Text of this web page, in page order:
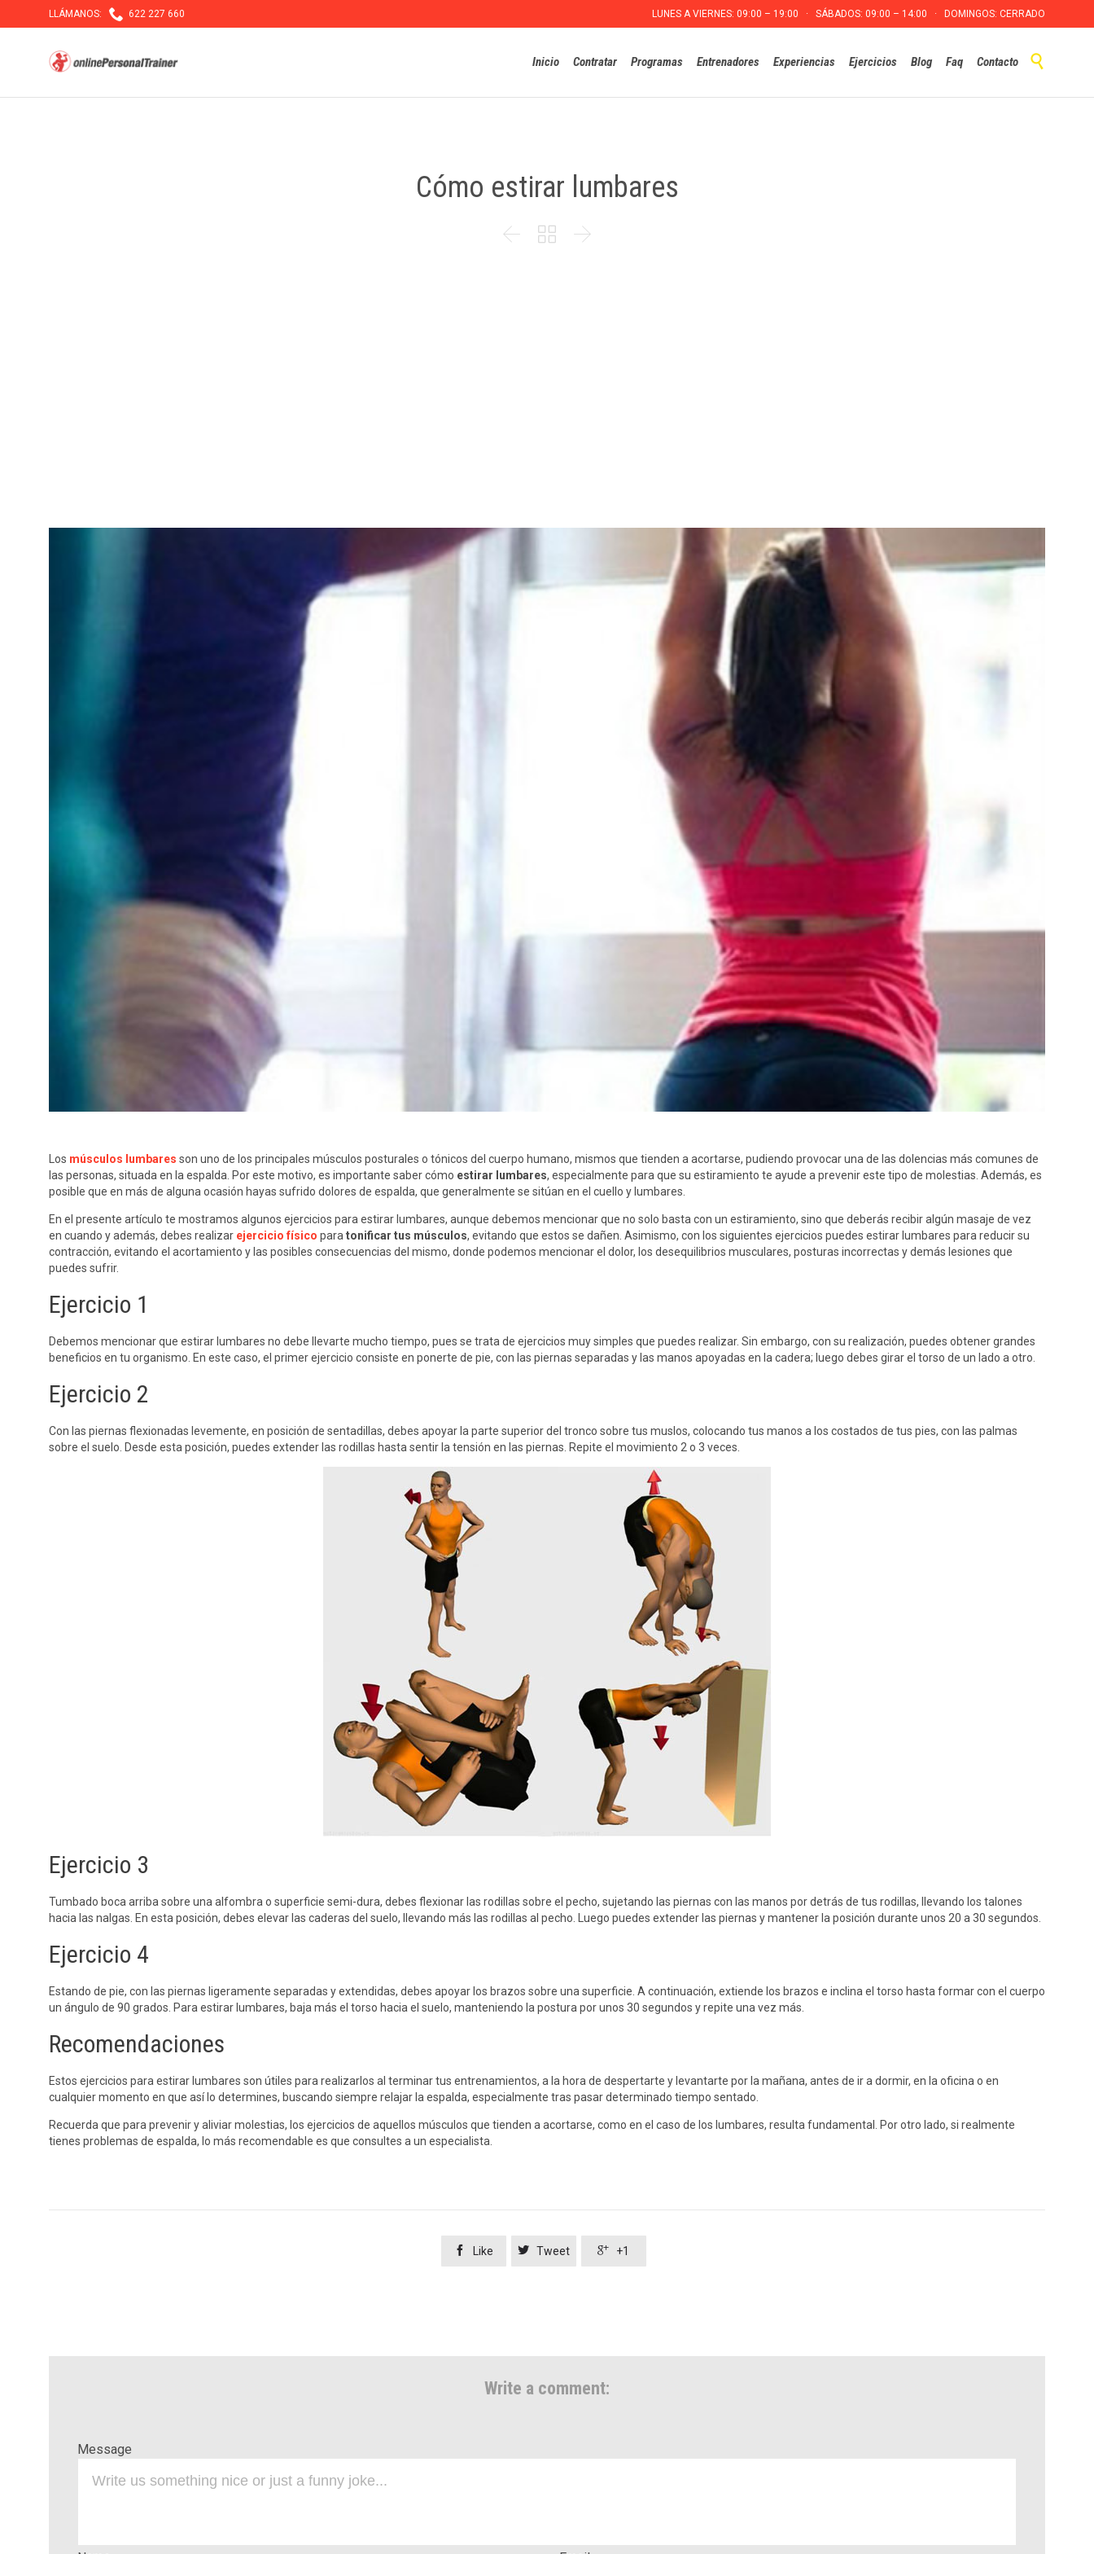
LLÁMANOS:  622 227 660 LUNES A VIERNES: 09:00 – 19:00 · SÁBADOS: 09:00 – 14:00 · DOMINGOS: CERRADO
to
Inicio Contratar Programas Entrenadores Experiencias Ejercicios Blog Faq Contacto 
Cómo estirar lumbares
  
Los músculos lumbares son uno de los principales músculos posturales o tónicos del cuerpo humano, mismos que tienden a acortarse, pudiendo provocar una de las dolencias más comunes de
las personas, situada en la espalda. Por este motivo, es importante saber cómo estirar lumbares, especialmente para que su estiramiento te ayude a prevenir este tipo de molestias. Además, es
posible que en más de alguna ocasión hayas sufrido dolores de espalda, que generalmente se sitúan en el cuello y lumbares.
En el presente artículo te mostramos algunos ejercicios para estirar lumbares, aunque debemos mencionar que no solo basta con un estiramiento, sino que deberás recibir algún masaje de vez
en cuando y además, debes realizar ejercicio físico para tonificar tus músculos, evitando que estos se dañen. Asimismo, con los siguientes ejercicios puedes estirar lumbares para reducir su
contracción, evitando el acortamiento y las posibles consecuencias del mismo, donde podemos mencionar el dolor, los desequilibrios musculares, posturas incorrectas y demás lesiones que
puedes sufrir.
Ejercicio 1
Debemos mencionar que estirar lumbares no debe llevarte mucho tiempo, pues se trata de ejercicios muy simples que puedes realizar. Sin embargo, con su realización, puedes obtener grandes
beneficios en tu organismo. En este caso, el primer ejercicio consiste en ponerte de pie, con las piernas separadas y las manos apoyadas en la cadera; luego debes girar el torso de un lado a otro.
Ejercicio 2
Con las piernas flexionadas levemente, en posición de sentadillas, debes apoyar la parte superior del tronco sobre tus muslos, colocando tus manos a los costados de tus pies, con las palmas
sobre el suelo. Desde esta posición, puedes extender las rodillas hasta sentir la tensión en las piernas. Repite el movimiento 2 o 3 veces.
Ejercicio 3
Tumbado boca arriba sobre una alfombra o superficie semi-dura, debes flexionar las rodillas sobre el pecho, sujetando las piernas con las manos por detrás de tus rodillas, llevando los talones
hacia las nalgas. En esta posición, debes elevar las caderas del suelo, llevando más las rodillas al pecho. Luego puedes extender las piernas y mantener la posición durante unos 20 a 30 segundos.
Ejercicio 4
Estando de pie, con las piernas ligeramente separadas y extendidas, debes apoyar los brazos sobre una superficie. A continuación, extiende los brazos e inclina el torso hasta formar con el cuerpo
un ángulo de 90 grados. Para estirar lumbares, baja más el torso hacia el suelo, manteniendo la postura por unos 30 segundos y repite una vez más.
Recomendaciones
Estos ejercicios para estirar lumbares son útiles para realizarlos al terminar tus entrenamientos, a la hora de despertarte y levantarte por la mañana, antes de ir a dormir, en la oficina o en
cualquier momento en que así lo determines, buscando siempre relajar la espalda, especialmente tras pasar determinado tiempo sentado.
Recuerda que para prevenir y aliviar molestias, los ejercicios de aquellos músculos que tienden a acortarse, como en el caso de los lumbares, resulta fundamental. Por otro lado, si realmente
tienes problemas de espalda, lo más recomendable es que consultes a un especialista.
 Like  Tweet  +1
Write a comment:
Message